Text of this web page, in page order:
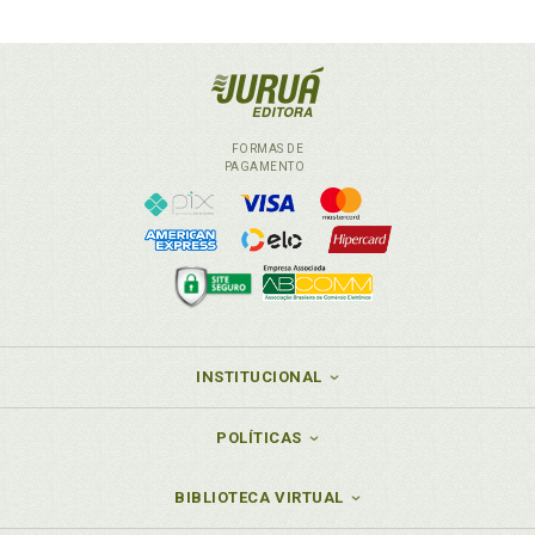
FORMAS DE
PAGAMENTO
INSTITUCIONAL
POLÍTICAS
BIBLIOTECA VIRTUAL